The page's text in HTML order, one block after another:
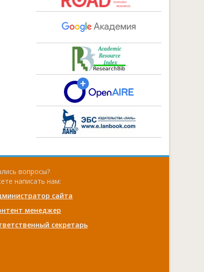
вопросы?
написать нам:
сайта
менеджер
cекретарь